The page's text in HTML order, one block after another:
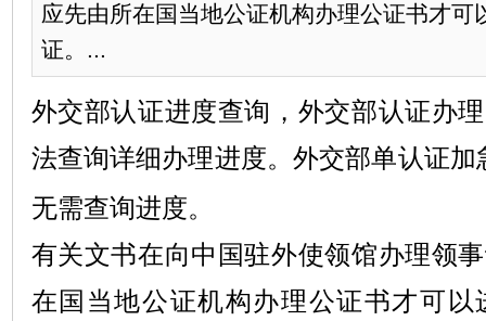
应先由所在国当地公证机构办理公证书才可
证。...
外交部认证进度查询，外交部认证办
法查询详细办理进度。外交部单认证加
无需查询进度。
有关文书在向中国驻外使领馆办理领
在国当地公证机构办理公证书才可